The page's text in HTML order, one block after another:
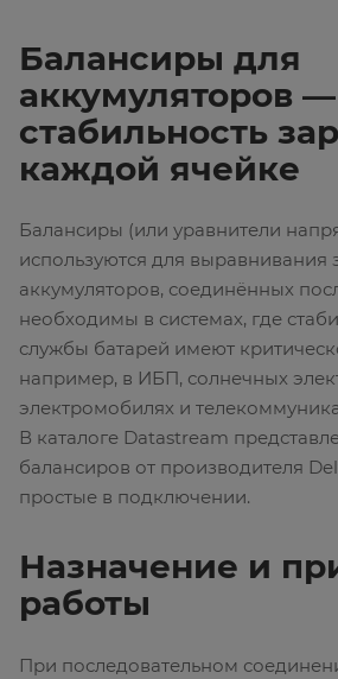
Балансиры для
аккумуляторов —
стабильность
каждой ячейке
Балансиры (или уравнители
используются для выравнивания
аккумуляторов, соединённых
необходимы в системах, где
службы батарей имеют
например, в ИБП, солнечных
электромобилях и
В каталоге Datastream
балансиров от производителя
простые в подключении.
Назначение и
работы
При последовательном